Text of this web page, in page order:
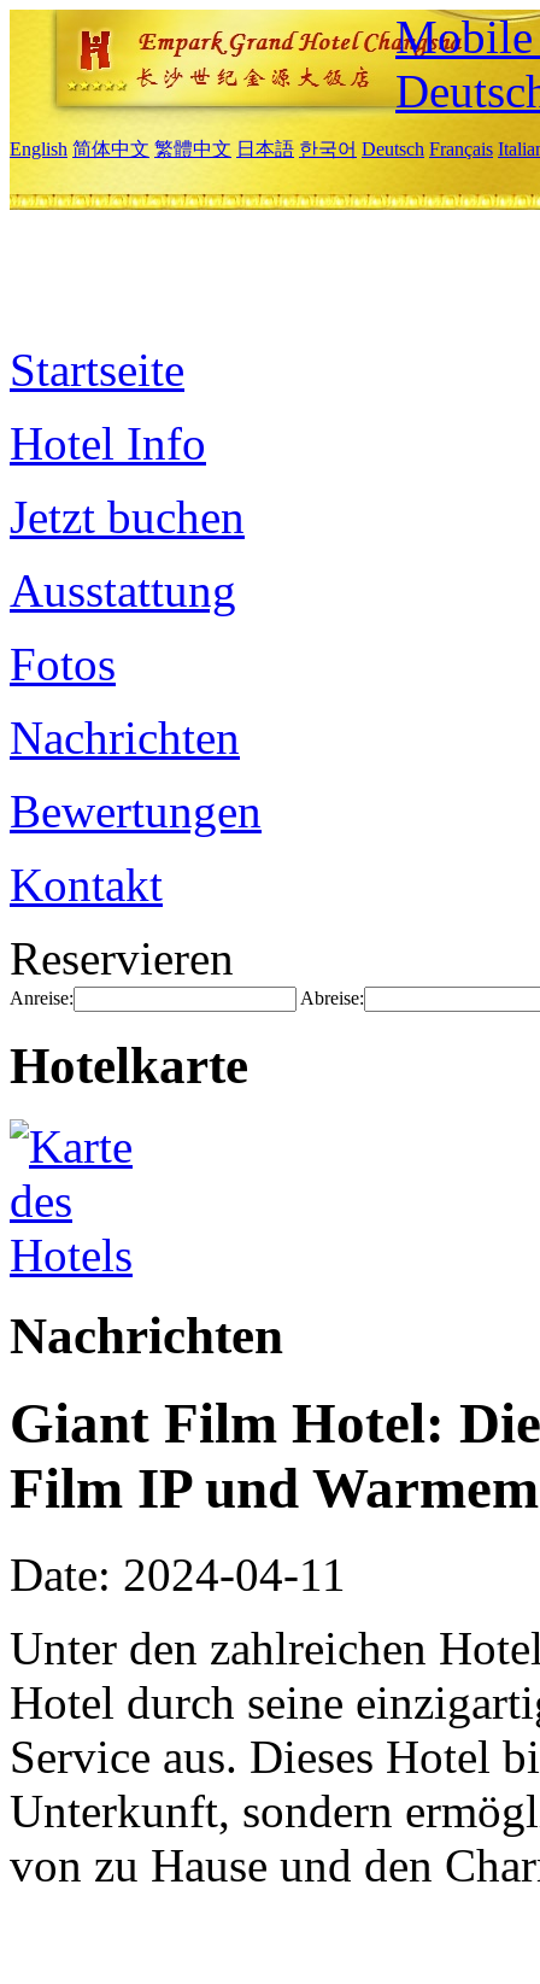
Mobile
English 简体中文 繁體中文 日本語 한국어 Deutsch Français
Startseite
Hotel Info
Jetzt buchen
Ausstattung
Fotos
Nachrichten
Bewertungen
Kontakt
Reservieren
Anreise: Abreise:
Hotelkarte
Nachrichten
Giant Film Hotel:
Film IP und
Date: 2024-04-11
Unter den zahlreichen
Hotel durch seine
Service aus. Dieses Hotel
Unterkunft, sondern
von zu Hause und den